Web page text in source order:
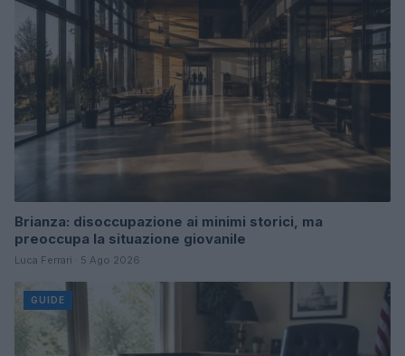
Brianza: disoccupazione ai minimi storici, ma
preoccupa la situazione giovanile
Luca Ferrari · 5 Ago 2026
GUIDE